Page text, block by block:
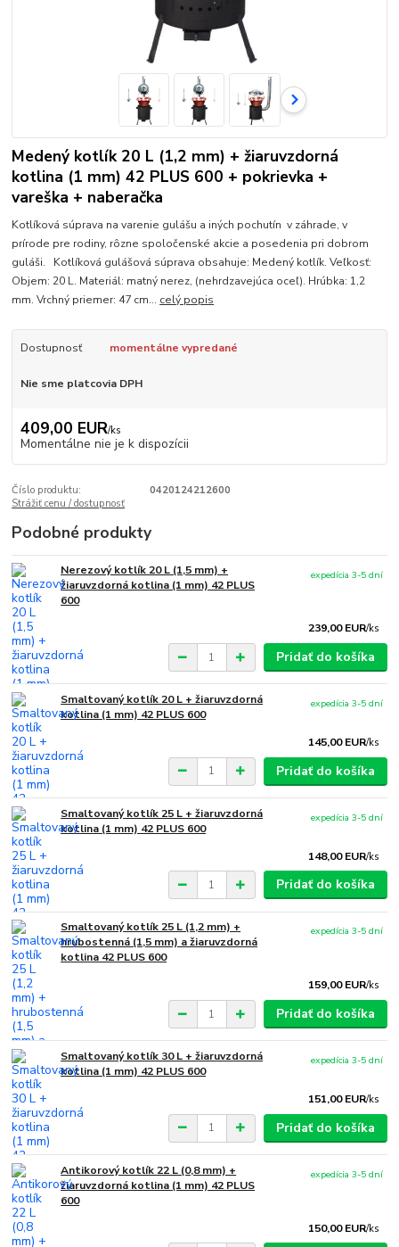
Medený kotlík 20 L (1,2 mm) + žiaruvzdorná
kotlina (1 mm) 42 PLUS 600 + pokrievka +
vareška + naberačka
Kotlíková súprava na varenie gulášu a iných pochutín v záhrade, v
prírode pre rodiny, rôzne spoločenské akcie a posedenia pri dobrom
guláši. Kotlíková gulášová súprava obsahuje: Medený kotlík. Veľkosť:
Objem: 20 L. Materiál: matný nerez, (nehrdzavejúca oceľ). Hrúbka: 1,2
mm. Vrchný priemer: 47 cm... celý popis
Dostupnosť momentálne vypredané
Nie sme platcovia DPH
409,00 EUR/ks
Momentálne nie je k dispozícii
Číslo produktu:
0420124212600
Strážiť cenu / dostupnosť
Podobné produkty
Nerezový kotlík 20 L (1,5 mm) +
žiaruvzdorná kotlina (1 mm) 42 PLUS
600
239,00 EUR/ks
expedícia 3-5 dní
Pridať do košíka
Smaltovaný kotlík 20 L + žiaruvzdorná
kotlina (1 mm) 42 PLUS 600
145,00 EUR/ks
expedícia 3-5 dní
Pridať do košíka
Smaltovaný kotlík 25 L + žiaruvzdorná
kotlina (1 mm) 42 PLUS 600
148,00 EUR/ks
expedícia 3-5 dní
Pridať do košíka
Smaltovaný kotlík 25 L (1,2 mm) +
hrubostenná (1,5 mm) a žiaruvzdorná
kotlina 42 PLUS 600
159,00 EUR/ks
expedícia 3-5 dní
Pridať do košíka
Smaltovaný kotlík 30 L + žiaruvzdorná
kotlina (1 mm) 42 PLUS 600
151,00 EUR/ks
expedícia 3-5 dní
Pridať do košíka
Antikorový kotlík 22 L (0,8 mm) +
žiaruvzdorná kotlina (1 mm) 42 PLUS
600
150,00 EUR/ks
expedícia 3-5 dní